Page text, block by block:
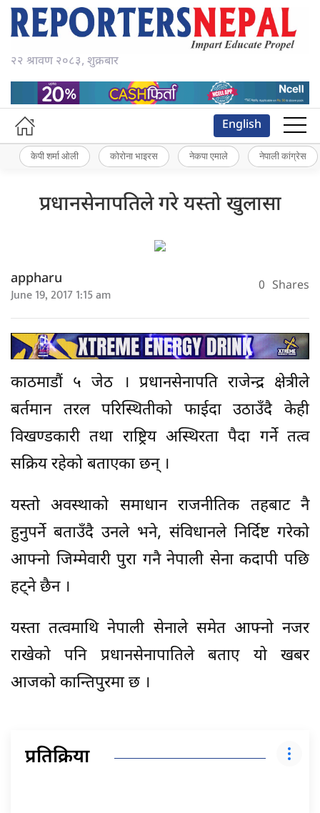
२२ श्रावण २०८३, शुक्रबार
English
केपी शर्मा ओली कोरोना भाइरस नेकपा एमाले नेपाली कांग्रेस
प्रधानसेनापतिले गरे यस्तो खुलासा
appharu
June 19, 2017 1:15 am 0 Shares
काठमाडौं ५ जेठ । प्रधानसेनापति राजेन्द्र क्षेत्रीले
बर्तमान तरल परिस्थितीको फाईदा उठाउँदै केही
विखण्डकारी तथा राष्ट्रिय अस्थिरता पैदा गर्ने तत्व
सक्रिय रहेको बताएका छन् ।
यस्तो अवस्थाको समाधान राजनीतिक तहबाट नै
हुनुपर्ने बताउँदै उनले भने, संविधानले निर्दिष्ट गरेको
आफ्नो जिम्मेवारी पुरा गनै नेपाली सेना कदापी पछि
हट्ने छैन ।
यस्ता तत्वमाथि नेपाली सेनाले समेत आफ्नो नजर
राखेको पनि प्रधानसेनापातिले बताए यो खबर
आजको कान्तिपुरमा छ ।
प्रतिक्रिया